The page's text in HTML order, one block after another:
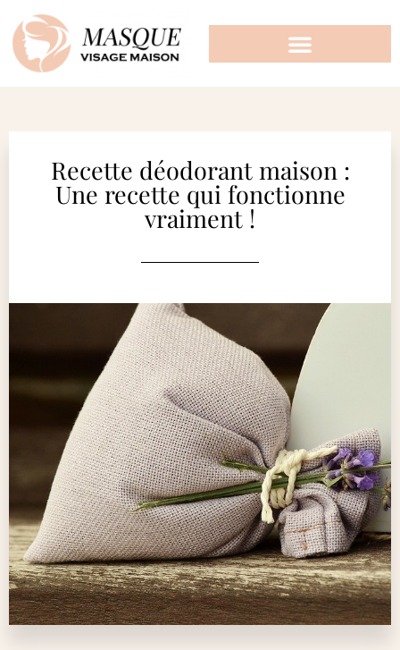
Recette déodorant maison :
Une recette qui fonctionne
vraiment !